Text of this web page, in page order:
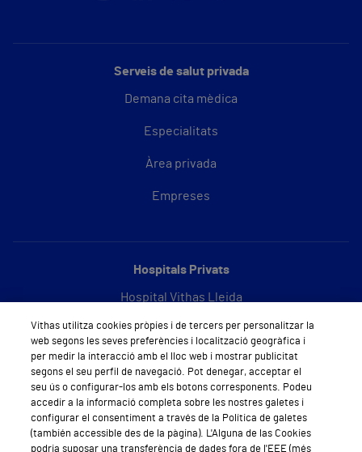
Serveis de salut privada
Demana cita mèdica
Especialitats
Àrea privada
Empreses
Hospitals Privats
Hospital Vithas Lleida
Hospital Vithas Barcelona
Sobre Vithas
Qui som
Vithas utilitza cookies pròpies i de tercers per personalitzar la
web segons les seves preferències i localització geogràfica i
per medir la interacció amb el lloc web i mostrar publicitat
segons el seu perfil de navegació. Pot denegar, acceptar el
seu ús o configurar-los amb els botons corresponents. Podeu
accedir a la informació completa sobre les nostres galetes i
configurar el consentiment a través de la Política de galetes
(también accessible des de la pàgina). L'Alguna de las Cookies
podria suposar una transferència de dades fora de l'EEE (més